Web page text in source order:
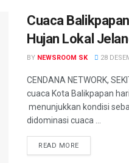
Cuaca
Hujan Lokal
BY NEWSROOM SK 28
CENDANA NETWORK,
cuaca Kota Balikpapan
menunjukkan kondisi
didominasi cuaca ...
READ MORE